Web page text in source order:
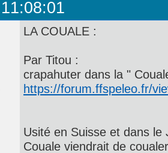
LA COUALE :
Par Titou :
crapahuter dans la "
https://forum.ffspeleo.fr/
Usité en Suisse et dans le
Couale viendrait de coualer